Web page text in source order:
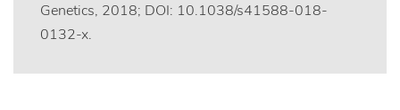
Genetics, 2018; DOI: 10.1038/s41588-018-
0132-x.